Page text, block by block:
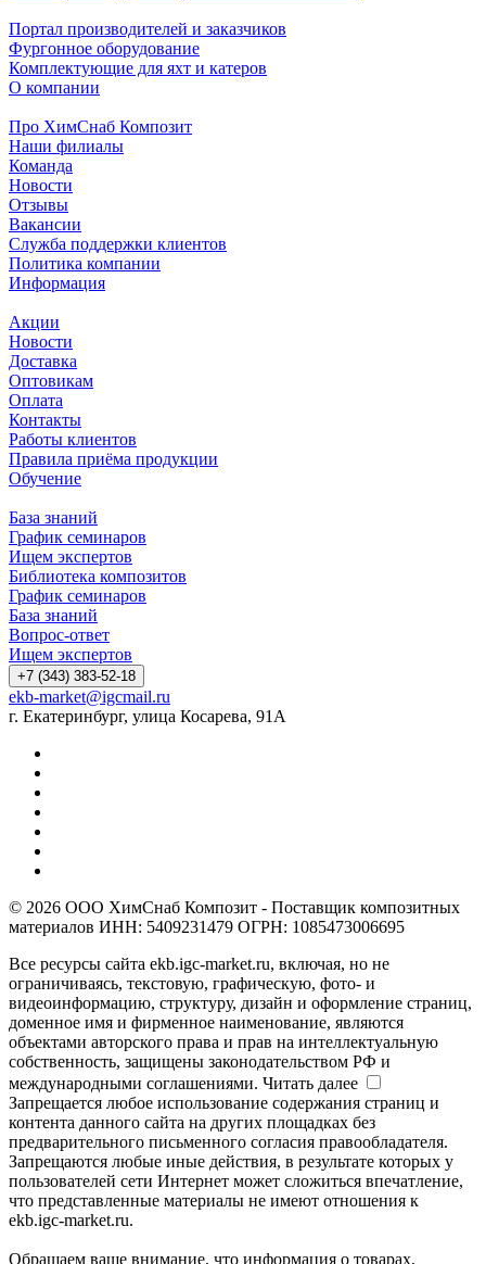
Портал производителей и заказчиков
Фургонное оборудование
Комплектующие для яхт и катеров
О компании
Про ХимСнаб Композит
Наши филиалы
Команда
Новости
Отзывы
Вакансии
Служба поддержки клиентов
Политика компании
Информация
Акции
Новости
Доставка
Оптовикам
Оплата
Контакты
Работы клиентов
Правила приёма продукции
Обучение
База знаний
График семинаров
Ищем экспертов
Библиотека композитов
График семинаров
База знаний
Вопрос-ответ
Ищем экспертов
+7 (343) 383-52-18
ekb-market@igcmail.ru
г. Екатеринбург, улица Косарева, 91А
© 2026 ООО ХимСнаб Композит - Поставщик композитных
материалов ИНН: 5409231479 ОГРН: 1085473006695
Все ресурсы сайта ekb.igc-market.ru, включая, но не
ограничиваясь, текстовую, графическую, фото- и
видеоинформацию, структуру, дизайн и оформление страниц,
доменное имя и фирменное наименование, являются
объектами авторского права и прав на интеллектуальную
собственность, защищены законодательством РФ и
международными соглашениями. Читать далее
Запрещается любое использование содержания страниц и
контента данного сайта на других площадках без
предварительного письменного согласия правообладателя.
Запрещаются любые иные действия, в результате которых у
пользователей сети Интернет может сложиться впечатление,
что представленные материалы не имеют отношения к
ekb.igc-market.ru.
Обращаем ваше внимание, что информация о товарах,